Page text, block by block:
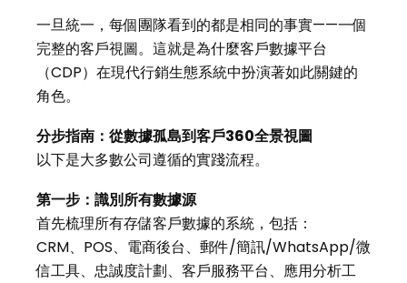
一旦統一，每個團隊看到的都是相同的事實——一個
完整的客戶視圖。這就是為什麼客戶數據平台
（CDP）在現代行銷生態系統中扮演著如此關鍵的
角色。
分步指南：從數據孤島到客戶360全景視圖
以下是大多數公司遵循的實踐流程。
第一步：識別所有數據源
首先梳理所有存儲客戶數據的系統，包括：
CRM、POS、電商後台、郵件/簡訊/WhatsApp/微
信工具、忠誠度計劃、客戶服務平台、應用分析工